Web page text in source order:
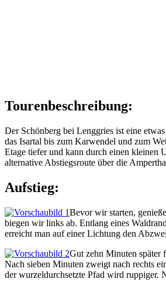
Tourenbeschreibung:
Der Schönberg bei Lenggries ist eine
das Isartal bis zum Karwendel und zum
Etage tiefer und kann durch einen kleinen
alternative Abstiegsroute über die
Aufstieg:
Bevor wir starten,
biegen wir links ab. Entlang eines
erreicht man auf einer Lichtung den
Gut zehn Minuten später
Nach sieben Minuten zweigt nach rechts
der wurzeldurchsetzte Pfad wird ruppiger.